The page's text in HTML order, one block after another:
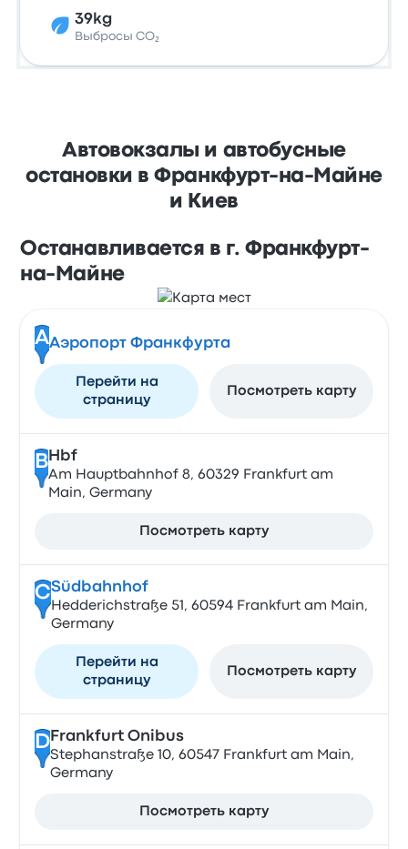
39kg
Выбросы CO₂
Автовокзалы и автобусные
остановки в Франкфурт-на-Майне
и Киев
Останавливается в г. Франкфурт-
на-Майне
AАэропорт Франкфурта
Перейти на
страницу
Посмотреть карту
B Hbf
Am Hauptbahnhof 8, 60329 Frankfurt am
Main, Germany
Посмотреть карту
CSüdbahnhof
Hedderichstraße 51, 60594 Frankfurt am Main,
Germany
Перейти на
страницу
Посмотреть карту
DFrankfurt Onibus
Stephanstraße 10, 60547 Frankfurt am Main,
Germany
Посмотреть карту